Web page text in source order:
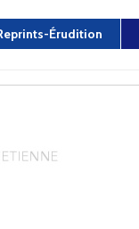
Érudition